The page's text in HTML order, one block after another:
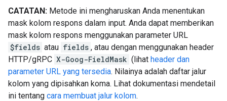
CATATAN: Metode ini mengharuskan Anda menentukan
mask kolom respons dalam input. Anda dapat memberikan
mask kolom respons menggunakan parameter URL
$fields atau fields , atau dengan menggunakan header
HTTP/gRPC X-Goog-FieldMask (lihat header dan
parameter URL yang tersedia. Nilainya adalah daftar jalur
kolom yang dipisahkan koma. Lihat dokumentasi mendetail
ini tentang cara membuat jalur kolom.